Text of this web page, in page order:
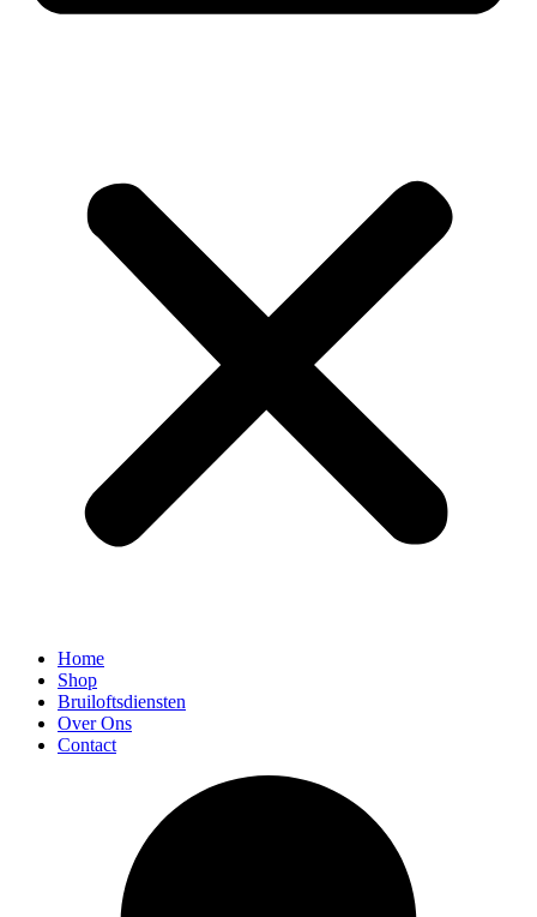
Home
Shop
Bruiloftsdiensten
Over Ons
Contact